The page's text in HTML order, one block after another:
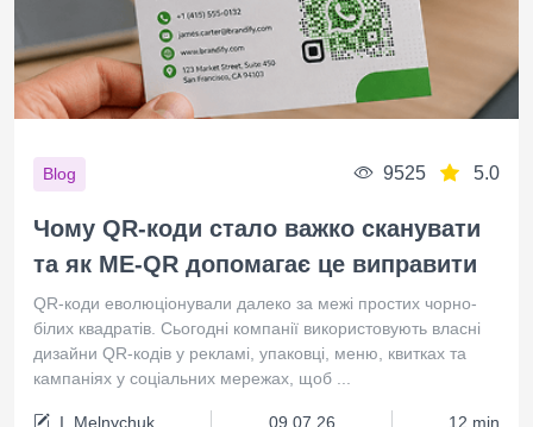
Blog 9525 5.0
Чому QR-коди стало важко сканувати
та як ME-QR допомагає це виправити
QR-коди еволюціонували далеко за межі простих чорно-
білих квадратів. Сьогодні компанії використовують власні
дизайни QR-кодів у рекламі, упаковці, меню, квитках та
кампаніях у соціальних мережах, щоб ...
I. Melnychuk 09.07.26 12 min